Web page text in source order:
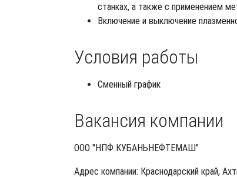
станках, а также с применением
Включение и выключение
Условия работы
Сменный график
Вакансия компании
ООО "НПФ КУБАНЬНЕФТЕМАШ"
Адрес компании: Краснодарский край,